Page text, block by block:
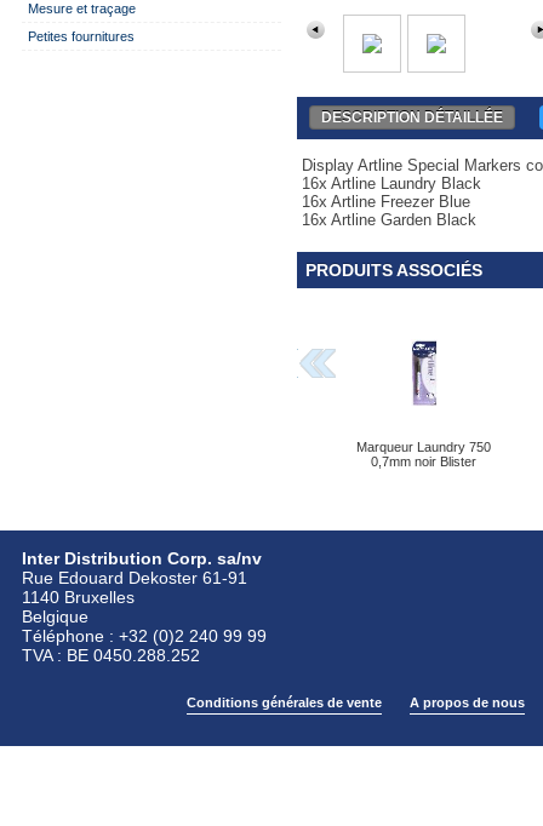
Mesure et traçage
Petites fournitures
DESCRIPTION DÉTAILLÉE
Display Artline Special Markers
16x Artline Laundry Black
16x Artline Freezer Blue
16x Artline Garden Black
PRODUITS ASSOCIÉS
Marqueur Laundry 750
0,7mm noir Blister
Inter Distribution Corp. sa/nv
Rue Edouard Dekoster 61-91
1140 Bruxelles
Belgique
Téléphone : +32 (0)2 240 99 99
TVA : BE 0450.288.252
Conditions générales de vente A propos de nous